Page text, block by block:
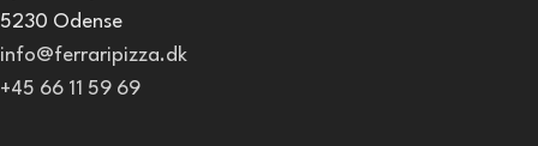
5230 Odense
info@ferraripizza.dk
+45 66 11 59 69